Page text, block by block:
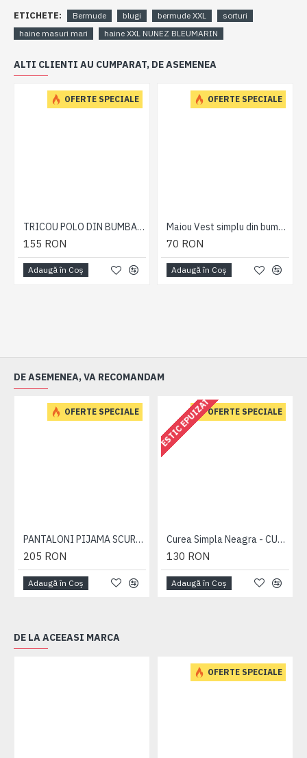
ETICHETE: Bermude blugi bermude XXL
sorturi
haine masuri mari
haine XXL NUNEZ BLEUMARIN
ALTI CLIENTI AU CUMPARAT, DE ASEMENEA
OFERTE SPECIALE
TRICOU POLO DIN BUMBAC KAKI – POLO RAGLAN MARL KAKI 2XL 3XL 4XL 5XL 6XL 7XL
155 RON
Adaugă în Coş
OFERTE SPECIALE
Maiou Vest simplu din bumbac Burgundy - MAIOU VEST BURGUNDY - 2XL 3XL 4XL 5XL 6XL 7XL
70 RON
Adaugă în Coş
DE ASEMENEA, VA RECOMANDAM
OFERTE SPECIALE
PANTALONI PIJAMA SCURTI BLEUMARIN – PACHET 2 BUCATI - 2XL 3XL 4XL 5XL 6XL
205 RON
Adaugă în Coş
OFERTE SPECIALE
ESTIC EPUIZAT
Curea Simpla Neagra - CUREA PLAIN NEAGRA - 2XL 3XL 4XL 5XL 6XL 7XL
130 RON
Adaugă în Coş
DE LA ACEEASI MARCA
OFERTE SPECIALE